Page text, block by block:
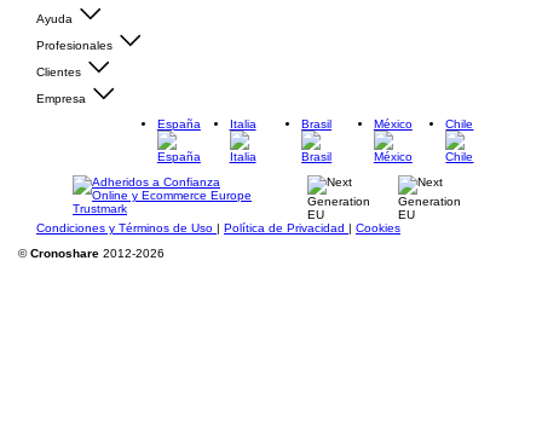
Ayuda
Profesionales
Clientes
Empresa
España
Italia Brasil México Chile
Condiciones y Términos de Uso | Política de Privacidad | Cookies
©Cronoshare 2012-2026